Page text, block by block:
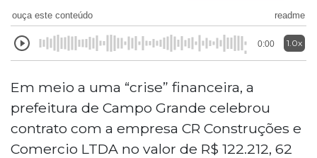
ouça este conteúdo readme
0:00 1.0x
Em meio a uma “crise” financeira, a
prefeitura de Campo Grande celebrou
contrato com a empresa CR Construções e
Comercio LTDA no valor de R$ 122.212, 62